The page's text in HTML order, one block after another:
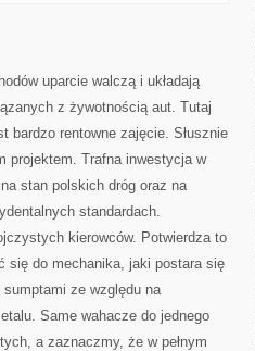
uparcie walczą i układają
z żywotnością aut. Tutaj
bardzo rentowne zajęcie. Słusznie
projektem. Trafna inwestycja w
stan polskich dróg oraz na
standardach.
kierowców. Potwierdza to
się do mechanika, jaki postara się
ze względu na
Same wahacze do jednego
a zaznaczmy, że w pełnym